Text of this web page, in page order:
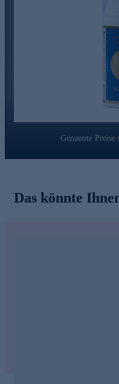
Genannte
Das könnte